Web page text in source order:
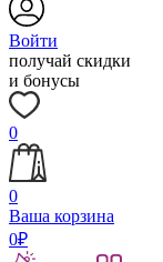
Войти
получай скидки
и бонусы
0
0
Ваша корзина
0₽